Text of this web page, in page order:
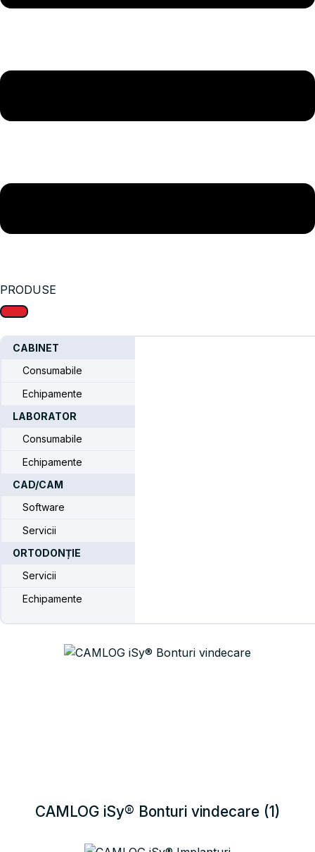
PRODUSE
CABINET
Consumabile
Echipamente
LABORATOR
Consumabile
Echipamente
CAD/CAM
Software
Servicii
ORTODONȚIE
Servicii
Echipamente
Sistemul CAMLOG iSy®
Home/ Sistemul CAMLOG iSy®
CAMLOG iSy® Bonturi vindecare (1)